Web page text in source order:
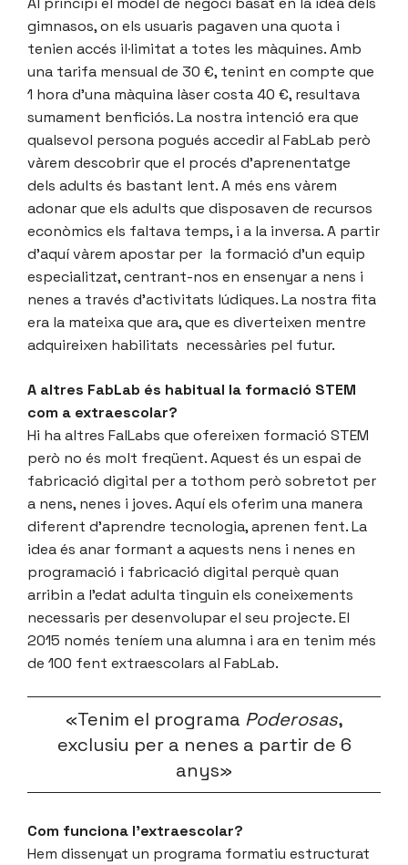
gimnasos, on els usuaris pagaven una quota i
tenien accés il·limitat a totes les màquines. Amb
una tarifa mensual de 30 €, tenint en compte que
1 hora d’una màquina làser costa 40 €, resultava
sumament benficiós. La nostra intenció era que
qualsevol persona pogués accedir al FabLab però
vàrem descobrir que el procés d’aprenentatge
dels adults és bastant lent. A més ens vàrem
adonar que els adults que disposaven de recursos
econòmics els faltava temps, i a la inversa. A partir
d’aquí vàrem apostar per la formació d’un equip
especialitzat, centrant-nos en ensenyar a nens i
nenes a través d’activitats lúdiques. La nostra fita
era la mateixa que ara, que es diverteixen mentre
adquireixen habilitats necessàries pel futur.
A altres FabLab és habitual la formació STEM
com a extraescolar?
Hi ha altres FalLabs que ofereixen formació STEM
però no és molt freqüent. Aquest és un espai de
fabricació digital per a tothom però sobretot per
a nens, nenes i joves. Aquí els oferim una manera
diferent d’aprendre tecnologia, aprenen fent. La
idea és anar formant a aquests nens i nenes en
programació i fabricació digital perquè quan
arribin a l’edat adulta tinguin els coneixements
necessaris per desenvolupar el seu projecte. El
2015 només teníem una alumna i ara en tenim més
de 100 fent extraescolars al FabLab.
«Tenim el programa Poderosas,
exclusiu per a nenes a partir de 6
anys»
Com funciona l’extraescolar?
Hem dissenyat un programa formatiu estructurat